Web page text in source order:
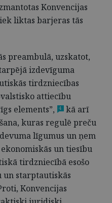
Konvencijas
liktas barjeras tās
preambulā, uzskatot,
izdevīguma
tirdzniecības
attiecību
elements”,
4
kā arī
kuras regulē preču
līgumus un ņem
un tiesību
tirdzniecībā esošo
un starptautiskās
Konvencijas